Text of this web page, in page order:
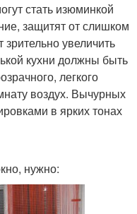
стать изюминкой
защитят от слишком
зрительно увеличить
кухни должны быть
легкого
воздух. Вычурных
в ярких тонах
нужно: